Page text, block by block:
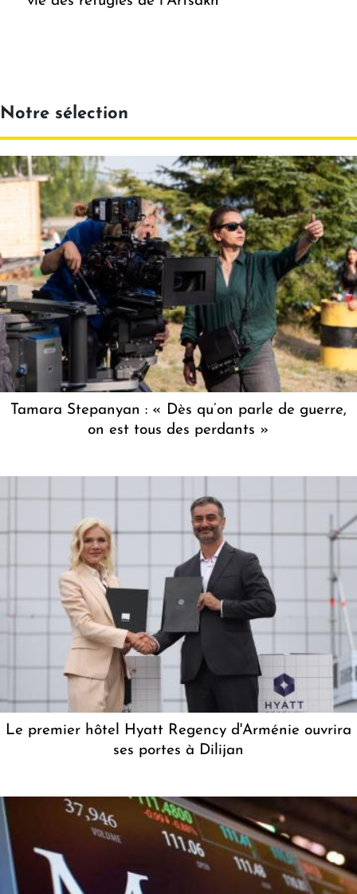
Notre sélection
Tamara Stepanyan : « Dès qu’on parle de guerre,
on est tous des perdants »
Le premier hôtel Hyatt Regency d'Arménie ouvrira
ses portes à Dilijan